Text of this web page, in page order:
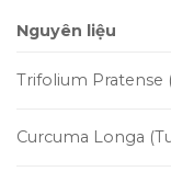
Nguyên liệu
Trifolium Pratense
Curcuma Longa